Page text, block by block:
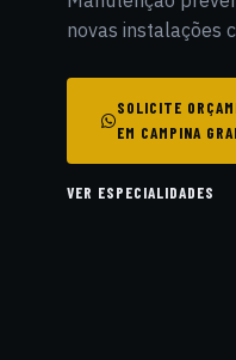
novas instalações
SOLICITE
EM CAMPINA
VER ESPECIALIDADES